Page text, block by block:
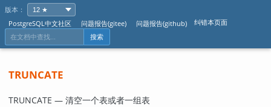
版本：
PostgreSQL中文社区
问题报告(gitee) 问题报告(github) 纠错本页面
搜索
TRUNCATE
TRUNCATE — 清空一个表或者一组表